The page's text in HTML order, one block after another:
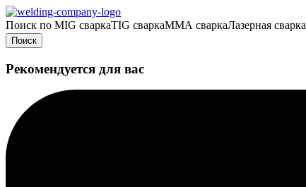
Поиск по MIG сваркаTIG сваркаMMA сваркаЛазерная сварка
Поиск
Рекомендуется для вас